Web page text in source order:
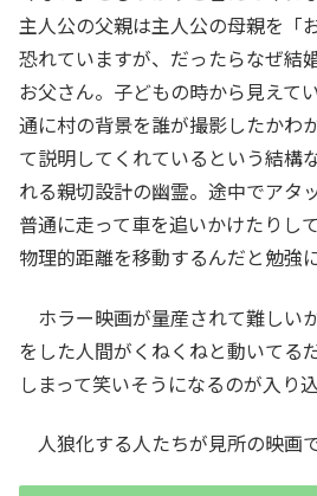
主人公の父親は主人公の母親を「
恐れていますが、だったらなぜ結
お父さん。子どもの時から見えて
通に村の背景を誰が撮影したかわ
て説明してくれているという結構
れる親切設計の幽霊。途中でアタ
普通に走って車を追いかけたりし
物理的距離を移動するんだと勉強
ホラー映画が量産されて難しい
をした人間がくねくねと動いてる
しまって笑いそうになるのが入り
人狼化する人たちが見所の映画で